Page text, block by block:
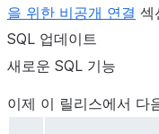
을 위한 비공개 연결 섹
SQL 업데이트
새로운 SQL 기능
이제 이 릴리스에서 다